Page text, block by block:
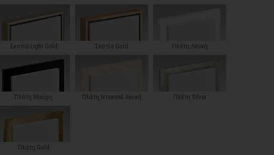
Σκοτία Light Gold Σκοτία Gold Πλάτη Λευκή
Πλάτη Μαύρη Πλάτη Ντεκαπέ Λευκή Πλάτη Silver
Πλάτη Gold